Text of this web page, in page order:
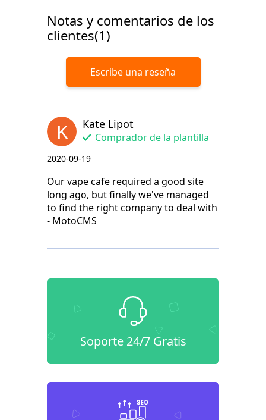
Notas y comentarios de los
clientes(1)
Escribe una reseña
K Kate Lipot
Comprador de la plantilla
2020-09-19
Our vape cafe required a good site
long ago, but finally we've managed
to find the right company to deal with
- MotoCMS
Soporte 24/7 Gratis